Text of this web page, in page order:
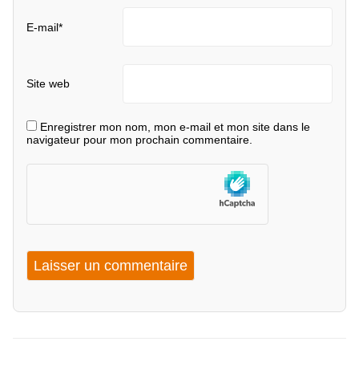
E-mail*
Site web
Enregistrer mon nom, mon e-mail et mon site dans le
navigateur pour mon prochain commentaire.